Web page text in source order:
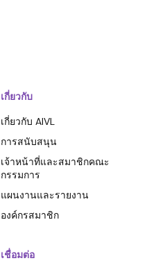
เกี่ยวกับ
เกี่ยวกับ AIVL
การสนับสนุน
เจ้าหน้าที่และสมาชิกคณะ
กรรมการ
แผนงานและรายงาน
องค์กรสมาชิก
เชื่อมต่อ